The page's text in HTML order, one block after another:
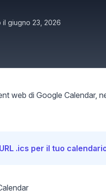
il giugno 23, 2026
web di Google Calendar,
.ics per il tuo